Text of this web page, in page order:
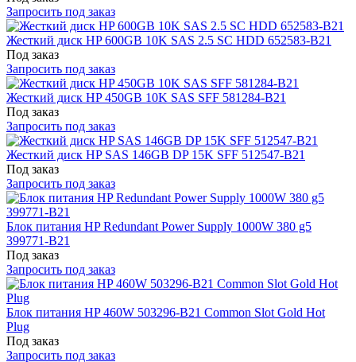
Запросить под заказ
Жесткий диск HP 600GB 10K SAS 2.5 SC HDD 652583-B21
Под заказ
Запросить под заказ
Жесткий диск HP 450GB 10K SAS SFF 581284-B21
Под заказ
Запросить под заказ
Жесткий диск HP SAS 146GB DP 15K SFF 512547-B21
Под заказ
Запросить под заказ
Блок питания HP Redundant Power Supply 1000W 380 g5
399771-B21
Под заказ
Запросить под заказ
Блок питания HP 460W 503296-B21 Common Slot Gold Hot
Plug
Под заказ
Запросить под заказ